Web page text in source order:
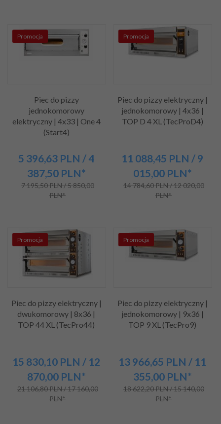
Promocja
Piec do pizzy
jednokomorowy
elektryczny | 4x33 | One 4
(Start4)
5 396,63 PLN / 4
387,50 PLN*
7 195,50 PLN / 5 850,00
PLN*
Promocja
Piec do pizzy elektryczny |
jednokomorowy | 4x36 |
TOP D 4 XL (TecProD4)
11 088,45 PLN / 9
015,00 PLN*
14 784,60 PLN / 12 020,00
PLN*
Promocja
Piec do pizzy elektryczny |
dwukomorowy | 8x36 |
TOP 44 XL (TecPro44)
15 830,10 PLN / 12
870,00 PLN*
21 106,80 PLN / 17 160,00
PLN*
Promocja
Piec do pizzy elektryczny |
jednokomorowy | 9x36 |
TOP 9 XL (TecPro9)
13 966,65 PLN / 11
355,00 PLN*
18 622,20 PLN / 15 140,00
PLN*